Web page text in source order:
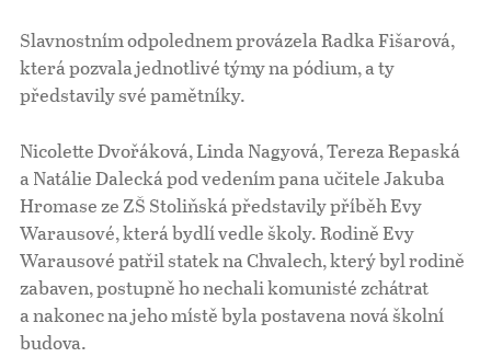
Slavnostním odpolednem provázela Radka Fišarová,
která pozvala jednotlivé týmy na pódium, a ty
představily své pamětníky.
Nicolette Dvořáková, Linda Nagyová, Tereza Repaská
a Natálie Dalecká pod vedením pana učitele Jakuba
Hromase ze ZŠ Stoliňská představily příběh Evy
Warausové, která bydlí vedle školy. Rodině Evy
Warausové patřil statek na Chvalech, který byl rodině
zabaven, postupně ho nechali komunisté zchátrat
a nakonec na jeho místě byla postavena nová školní
budova.